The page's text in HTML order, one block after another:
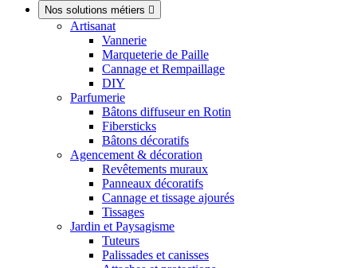
Nos solutions métiers 
Artisanat
Vannerie
Marqueterie de Paille
Cannage et Rempaillage
DIY
Parfumerie
Bâtons diffuseur en Rotin
Fibersticks
Bâtons décoratifs
Agencement & décoration
Revêtements muraux
Panneaux décoratifs
Cannage et tissage ajourés
Tissages
Jardin et Paysagisme
Tuteurs
Palissades et canisses